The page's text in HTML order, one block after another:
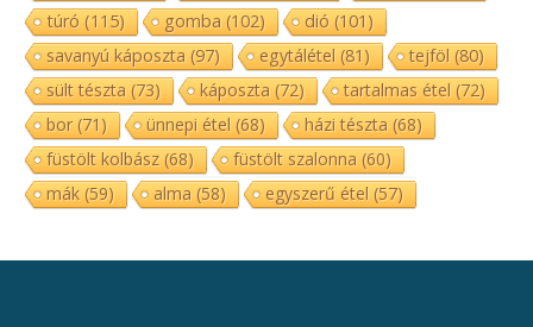
túró (115) gomba (102) dió (101)
savanyú káposzta (97) egytálétel (81) tejföl (80)
sült tészta (73) káposzta (72) tartalmas étel (72)
bor(71) ünnepi étel (68) házi tészta (68)
füstölt kolbász(68) füstölt szalonna (60)
mák(59) alma (58) egyszerű étel (57)